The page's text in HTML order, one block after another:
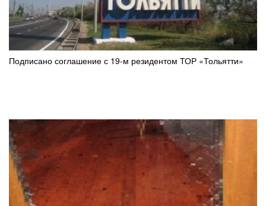
Подписано соглашение с 19-м резидентом ТОР «Тольятти»